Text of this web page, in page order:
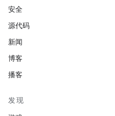
安全
源代码
新闻
博客
播客
发现